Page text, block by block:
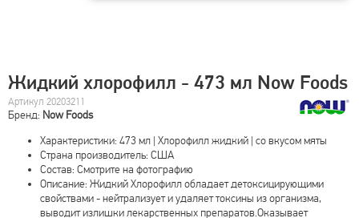
Жидкий хлорофилл - 473 мл Now Foods
Артикул 20203211
Бренд: Now Foods
Характеристики: 473 мл | Хлорофилл жидкий | со вкусом мяты
Страна производитель: США
Состав: Смотрите на фотографию
Описание: Жидкий Хлорофилл обладает детоксицирующими
свойствами - нейтрализует и удаляет токсины из организма,
выводит излишки лекарственных препаратов.Оказывает